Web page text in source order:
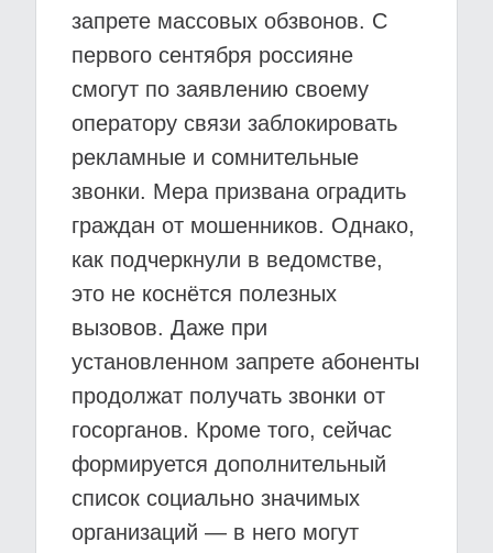
запрете массовых обзвонов. С
первого сентября россияне
смогут по заявлению своему
оператору связи заблокировать
рекламные и сомнительные
звонки. Мера призвана оградить
граждан от мошенников. Однако,
как подчеркнули в ведомстве,
это не коснётся полезных
вызовов. Даже при
установленном запрете абоненты
продолжат получать звонки от
госорганов. Кроме того, сейчас
формируется дополнительный
список социально значимых
организаций — в него могут